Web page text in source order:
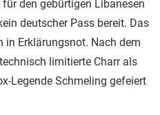
den gebürtigen Libanesen
deutscher Pass bereit. Das
in Erklärungsnot. Nach dem
limitierte Charr als
Legende Schmeling gefeiert